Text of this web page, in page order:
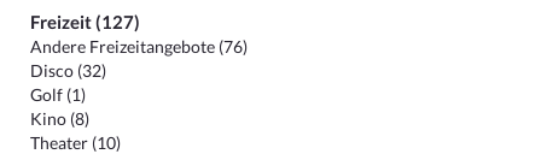
Freizeit (127)
Andere Freizeitangebote (76)
Disco (32)
Golf (1)
Kino (8)
Theater (10)